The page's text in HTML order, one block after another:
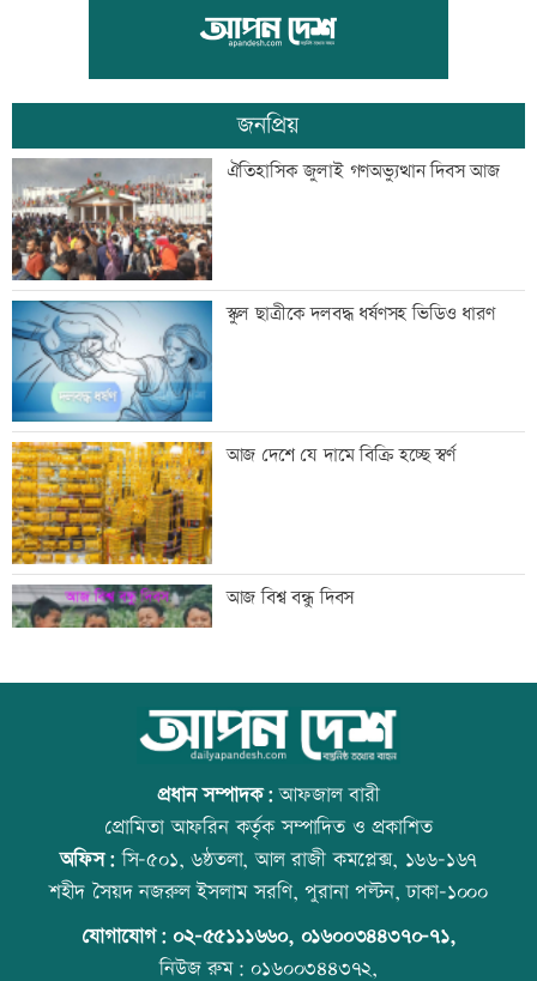
লক্ষ্মীপুর জেলা প্রশাসনের ১৪ কর্মকর্তা-
কর্মচারীর বিদায়ী সংবর্ধনা
সব শর্ত মেনে নিলে হরমুজ খুলবো: ইরান
মেসির বাবা মারা গেছেন
বিএনপি গণমাধ্যমের স্বাধীনতায় বিশ্বাস করে:
প্রতিমন্ত্রী টুকু
তিস্তা মহাপরিকল্পনার কাজ শিগগিরই শুরু
হচ্ছে: প্রতিমন্ত্রী ফরহাদ
অতিরিক্ত মদপানে এক ব্যক্তির মৃত্যু
ইবির গবেষণাপত্র প্রত্যাহারের ঘটনায় তদন্ত
কমিটি
জনপ্রিয়
ঐতিহাসিক জুলাই গণঅভ্যুত্থান দিবস আজ
স্কুল ছাত্রীকে দলবদ্ধ ধর্ষণসহ ভিডিও ধারণ
আজ দেশে যে দামে বিক্রি হচ্ছে স্বর্ণ
আজ বিশ্ব বন্ধু দিবস
কোরআন-হাদিসে নামাজ না পড়ার শাস্তি
উত্থান-পতনের বাজারে আজ স্বর্ণের ভরি কত
প্রধান সম্পাদক:আফজাল বারী
প্রোমিতা আফরিন কর্তৃক সম্পাদিত ও প্রকাশিত
অফিস:সি-৫০১, ৬ষ্ঠতলা, আল রাজী কমপ্লেক্স, ১৬৬-১৬৭
শহীদ সৈয়দ নজরুল ইসলাম সরণি, পুরানা পল্টন, ঢাকা-১০০০
যোগাযোগ: ০২-৫৫১১১৬৬০, ০১৬০০৩৪৪৩৭০-৭১,
নিউজ রুম:০১৬০০৩৪৪৩৭২,